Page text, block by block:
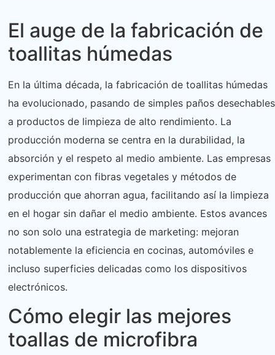
El auge de la fabricación de
toallitas húmedas
En la última década, la fabricación de toallitas húmedas
ha evolucionado, pasando de simples paños desechables
a productos de limpieza de alto rendimiento. La
producción moderna se centra en la durabilidad, la
absorción y el respeto al medio ambiente. Las empresas
experimentan con fibras vegetales y métodos de
producción que ahorran agua, facilitando así la limpieza
en el hogar sin dañar el medio ambiente. Estos avances
no son solo una estrategia de marketing: mejoran
notablemente la eficiencia en cocinas, automóviles e
incluso superficies delicadas como los dispositivos
electrónicos.
Cómo elegir las mejores
toallas de microfibra